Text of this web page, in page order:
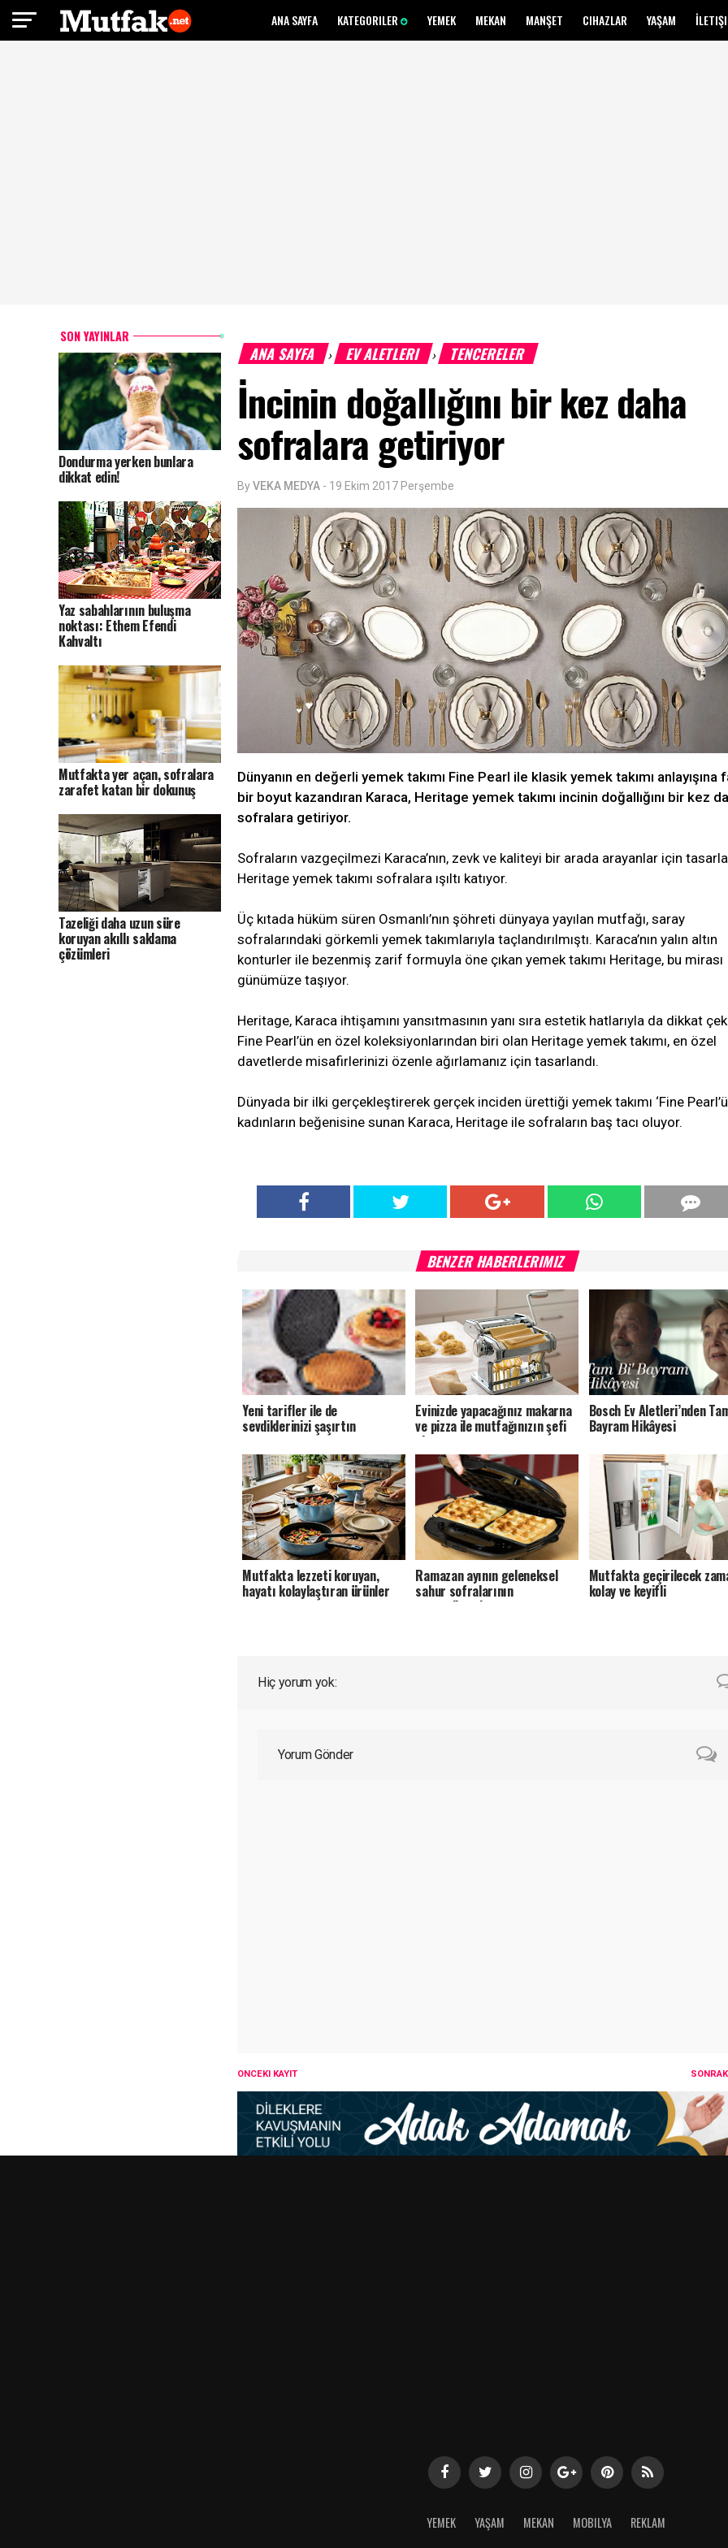
ANA SAYFA KATEGORILER YEMEK MEKAN MANŞET CIHAZLAR YAŞAM
SON YAYINLAR
Dondurma yerken bunlara
dikkat edin!
Yaz sabahlarının buluşma
noktası: Ethem Efendi
Kahvaltı
Mutfakta yer açan, sofralara
zarafet katan bir dokunuş
Tazeliği daha uzun süre
koruyan akıllı saklama
çözümleri
ANA SAYFA › EV ALETLERI › TENCERELER
İncinin doğallığını bir kez daha
sofralara getiriyor
ByVEKA MEDYA - 19 Ekim 2017 Perşembe
Dünyanın en değerli yemek takımı Fine Pearl ile klasik yemek takımı anlayışına
bir boyut kazandıran Karaca, Heritage yemek takımı incinin doğallığını bir kez
sofralara getiriyor.
Sofraların vazgeçilmezi Karaca’nın, zevk ve kaliteyi bir arada arayanlar için
Heritage yemek takımı sofralara ışıltı katıyor.
Üç kıtada hüküm süren Osmanlı’nın şöhreti dünyaya yayılan mutfağı, saray
sofralarındaki görkemli yemek takımlarıyla taçlandırılmıştı. Karaca’nın yalın altın
konturler ile bezenmiş zarif formuyla öne çıkan yemek takımı Heritage, bu mirası
günümüze taşıyor.
Heritage, Karaca ihtişamını yansıtmasının yanı sıra estetik hatlarıyla da dikkat
Fine Pearl’ün en özel koleksiyonlarından biri olan Heritage yemek takımı, en özel
davetlerde misafirlerinizi özenle ağırlamanız için tasarlandı.
Dünyada bir ilki gerçekleştirerek gerçek inciden ürettiği yemek takımı ‘Fine Pearl’ü
kadınların beğenisine sunan Karaca, Heritage ile sofraların baş tacı oluyor.
BENZER HABERLERIMIZ
Yeni tarifler ile de
sevdiklerinizi şaşırtın
Evinizde yapacağınız makarna
ve pizza ile mutfağınızın şefi
olun
Bosch Ev Aletleri’nden
Bayram Hikâyesi
Mutfakta lezzeti koruyan,
hayatı kolaylaştıran ürünler
Ramazan ayının geleneksel
sahur sofralarının
vazgeçilmezi
Mutfakta geçirilecek
kolay ve keyifli
Hiç yorum yok:
Yorum Gönder
ÖNCEKI KAYIT
YEMEK YAŞAM MEKAN MOBILYA REKLAM